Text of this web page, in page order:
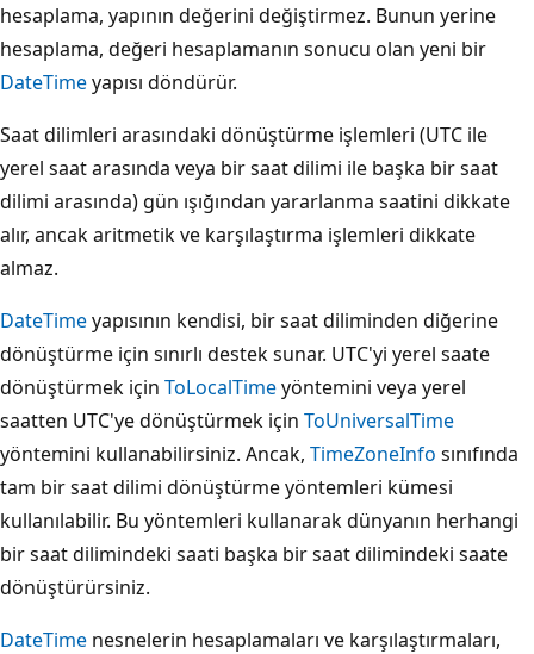
hesaplama, yapının değerini değiştirmez. Bunun yerine
hesaplama, değeri hesaplamanın sonucu olan yeni bir
DateTimeyapısı döndürür.
Saat dilimleri arasındaki dönüştürme işlemleri (UTC ile
yerel saat arasında veya bir saat dilimi ile başka bir saat
dilimi arasında) gün ışığından yararlanma saatini dikkate
alır, ancak aritmetik ve karşılaştırma işlemleri dikkate
almaz.
DateTimeyapısının kendisi, bir saat diliminden diğerine
dönüştürme için sınırlı destek sunar. UTC'yi yerel saate
dönüştürmek için ToLocalTimeyöntemini veya yerel
saatten UTC'ye dönüştürmek için ToUniversalTime
yöntemini kullanabilirsiniz. Ancak, TimeZoneInfo sınıfında
tam bir saat dilimi dönüştürme yöntemleri kümesi
kullanılabilir. Bu yöntemleri kullanarak dünyanın herhangi
bir saat dilimindeki saati başka bir saat dilimindeki saate
dönüştürürsiniz.
DateTime nesnelerin hesaplamaları ve karşılaştırmaları,